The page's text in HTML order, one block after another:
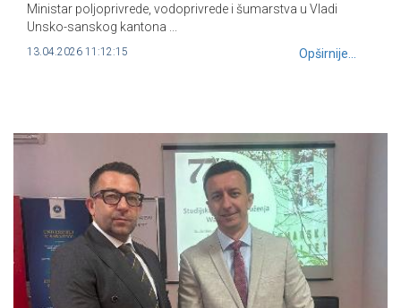
Ministar poljoprivrede, vodoprivrede i šumarstva u Vladi
Unsko-sanskog kantona ...
13.04.2026 11:12:15 Opširnije...